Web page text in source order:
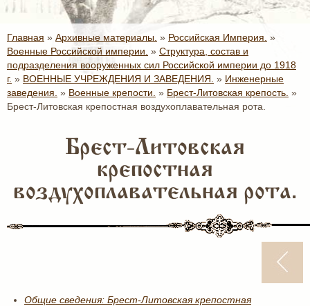
Главная » Архивные материалы. » Российская Империя. »
Военные Российской империи. » Структура, состав и
подразделения вооруженных сил Российской империи до 1918
г. » ВОЕННЫЕ УЧРЕЖДЕНИЯ И ЗАВЕДЕНИЯ. » Инженерные
заведения. » Военные крепости. » Брест-Литовская крепость. »
Брест-Литовская крепостная воздухоплавательная рота.
Брест-Литовская
крепостная
воздухоплавательная рота.
Общие сведения: Брест-Литовская крепостная